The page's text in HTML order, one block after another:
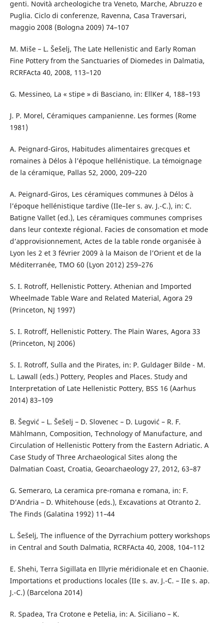
genti. Novità archeologiche tra Veneto, Marche, Abruzzo e
Puglia. Ciclo di conferenze, Ravenna, Casa Traversari,
maggio 2008 (Bologna 2009) 74–107
M. Miše – L. Šešelj, The Late Hellenistic and Early Roman
Fine Pottery from the Sanctuaries of Diomedes in Dalmatia,
RCRFActa 40, 2008, 113–120
G. Messineo, La « stipe » di Basciano, in: EllKer 4, 188–193
J. P. Morel, Céramiques campanienne. Les formes (Rome
1981)
A. Peignard-Giros, Habitudes alimentaires grecques et
romaines à Délos à l’époque hellénistique. La témoignage
de la céramique, Pallas 52, 2000, 209–220
A. Peignard-Giros, Les céramiques communes à Délos à
l’époque hellénistique tardive (IIe–Ier s. av. J.-C.), in: C.
Batigne Vallet (ed.), Les céramiques communes comprises
dans leur contexte régional. Facies de consomation et mode
d’approvisionnement, Actes de la table ronde organisée à
Lyon les 2 et 3 février 2009 à la Maison de l’Orient et de la
Méditerranée, TMO 60 (Lyon 2012) 259–276
S. I. Rotroff, Hellenistic Pottery. Athenian and Imported
Wheelmade Table Ware and Related Material, Agora 29
(Princeton, NJ 1997)
S. I. Rotroff, Hellenistic Pottery. The Plain Wares, Agora 33
(Princeton, NJ 2006)
S. I. Rotroff, Sulla and the Pirates, in: P. Guldager Bilde - M.
L. Lawall (eds.) Pottery, Peoples and Places. Study and
Interpretation of Late Hellenistic Pottery, BSS 16 (Aarhus
2014) 83–109
B. Šegvić – L. Šešelj – D. Slovenec – D. Lugović – R. F.
Mählmann, Composition, Technology of Manufacture, and
Circulation of Hellenistic Pottery from the Eastern Adriatic. A
Case Study of Three Archaeological Sites along the
Dalmatian Coast, Croatia, Geoarchaeology 27, 2012, 63–87
G. Semeraro, La ceramica pre-romana e romana, in: F.
D’Andria – D. Whitehouse (eds.), Excavations at Otranto 2.
The Finds (Galatina 1992) 11–44
L. Šešelj, The influence of the Dyrrachium pottery workshops
in Central and South Dalmatia, RCRFActa 40, 2008, 104–112
E. Shehi, Terra Sigillata en Illyrie méridionale et en Chaonie.
Importations et productions locales (IIe s. av. J.-C. – IIe s. ap.
J.-C.) (Barcelona 2014)
R. Spadea, Tra Crotone e Petelia, in: A. Siciliano – K.